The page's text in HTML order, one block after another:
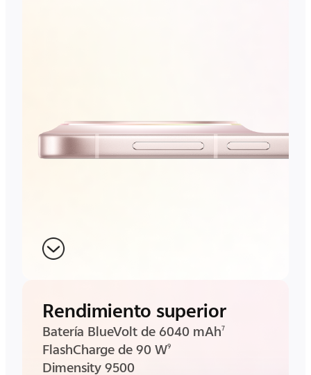
Rendimiento superior
Batería BlueVolt de 6040 mAh7
FlashCharge de 90 W9
Dimensity 9500